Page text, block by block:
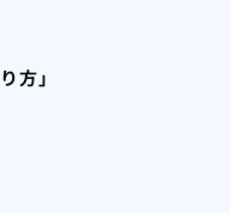
方」